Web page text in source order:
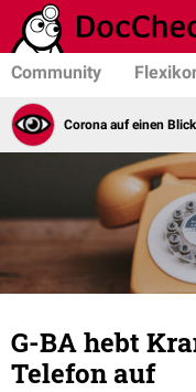
Community
Corona auf einen Blick
G-BA hebt
Telefon auf